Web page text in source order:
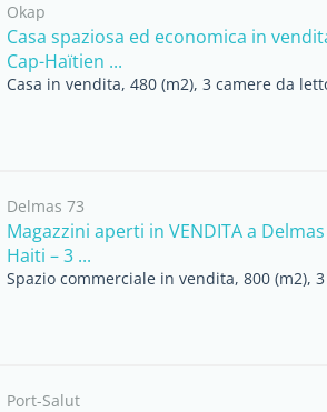
Okap
Casa spaziosa ed economica in
Cap-Haïtien ...
Casa in vendita, 480 (m2), 3 camere da
Delmas 73
Magazzini aperti in VENDITA a
Haiti – 3 ...
Spazio commerciale in vendita, 800 (m2),
Port-Salut